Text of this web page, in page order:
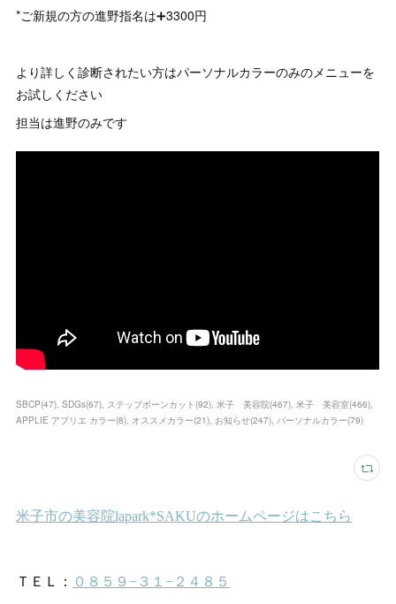
*ご新規の方の進野指名は➕3300円
より詳しく診断されたい方はパーソナルカラーのみのメニューを
お試しください
担当は進野のみです
SBCP(47) SDGs(67) ステップボーンカット(92) 米子 美容院(467) 米子 美容室(466)
APPLIE アプリエ カラー(8) オススメカラー(21) お知らせ(247) パーソナルカラー(79)